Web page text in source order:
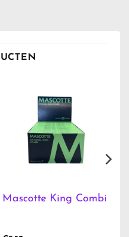
Mascotte King Combi